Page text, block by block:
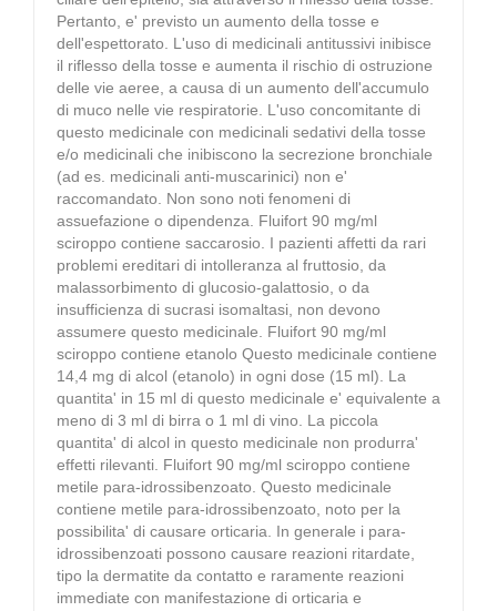
Pertanto, e' previsto un aumento della tosse e
dell'espettorato. L'uso di medicinali antitussivi inibisce
il riflesso della tosse e aumenta il rischio di ostruzione
delle vie aeree, a causa di un aumento dell'accumulo
di muco nelle vie respiratorie. L'uso concomitante di
questo medicinale con medicinali sedativi della tosse
e/o medicinali che inibiscono la secrezione bronchiale
(ad es. medicinali anti-muscarinici) non e'
raccomandato. Non sono noti fenomeni di
assuefazione o dipendenza. Fluifort 90 mg/ml
sciroppo contiene saccarosio. I pazienti affetti da rari
problemi ereditari di intolleranza al fruttosio, da
malassorbimento di glucosio-galattosio, o da
insufficienza di sucrasi isomaltasi, non devono
assumere questo medicinale. Fluifort 90 mg/ml
sciroppo contiene etanolo Questo medicinale contiene
14,4 mg di alcol (etanolo) in ogni dose (15 ml). La
quantita' in 15 ml di questo medicinale e' equivalente a
meno di 3 ml di birra o 1 ml di vino. La piccola
quantita' di alcol in questo medicinale non produrra'
effetti rilevanti. Fluifort 90 mg/ml sciroppo contiene
metile para-idrossibenzoato. Questo medicinale
contiene metile para-idrossibenzoato, noto per la
possibilita' di causare orticaria. In generale i para-
idrossibenzoati possono causare reazioni ritardate,
tipo la dermatite da contatto e raramente reazioni
immediate con manifestazione di orticaria e